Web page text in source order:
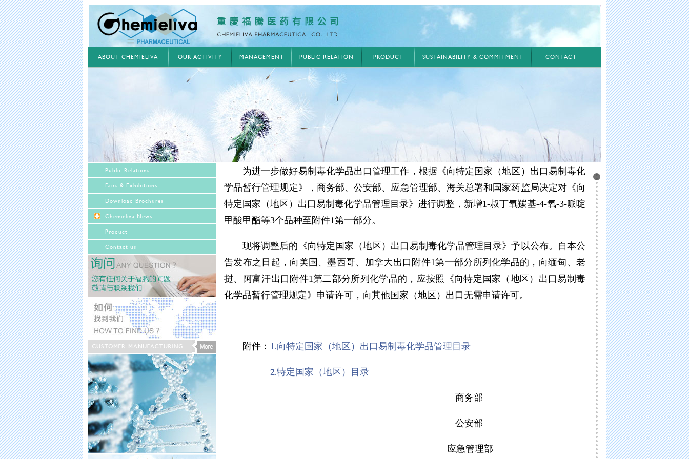
ABOUT CHEMIELIVA OUR ACTIVITY MANAGEMENT PUBLIC RELATION PRODUCT SUSTAINABILITY & COMMITMENT CONTACT
Public Relations
Fairs & Exhibitions
Download Brochures
Chemieliva News
Product
Contact us
为进一步做好易制毒化学品出口管理工作，根据《向特定国家（地区）出口易制毒化
学品暂行管理规定》，商务部、公安部、应急管理部、海关总署和国家药监局决定对《向
特定国家（地区）出口易制毒化学品管理目录》进行调整，新增1-叔丁氧羰基-4-氧-3-哌啶
甲酸甲酯等3个品种至附件1第一部分。
现将调整后的《向特定国家（地区）出口易制毒化学品管理目录》予以公布。自本公
告发布之日起，向美国、墨西哥、加拿大出口附件1第一部分所列化学品的，向缅甸、老
挝、阿富汗出口附件1第二部分所列化学品的，应按照《向特定国家（地区）出口易制毒
化学品暂行管理规定》申请许可，向其他国家（地区）出口无需申请许可。
附件： 1.向特定国家（地区）出口易制毒化学品管理目录
2.特定国家（地区）目录
商务部
公安部
应急管理部